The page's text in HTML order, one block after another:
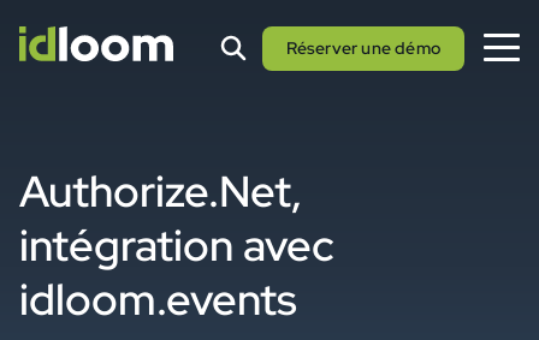
Réserver une démo
Authorize.Net,
intégration avec
idloom.events